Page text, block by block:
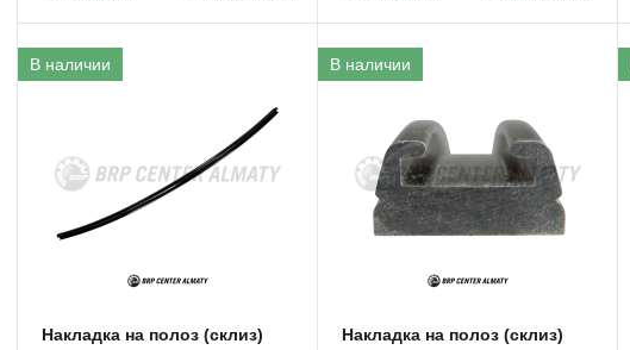
В наличии
Накладка на полоз (склиз)
В наличии
Накладка на полоз (склиз)